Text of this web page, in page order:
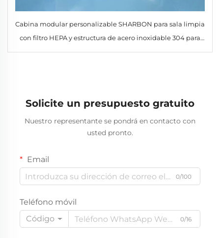
Cabina modular personalizable SHARBON para sala limpia
con filtro HEPA y estructura de acero inoxidable 304 para
uso en laboratorios e industriales
Solicite un presupuesto gratuito
Nuestro representante se pondrá en contacto con
usted pronto.
Email
0/100
Teléfono móvil
Código
0/16